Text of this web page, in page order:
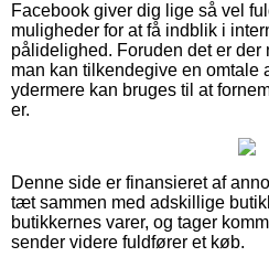
Facebook giver dig lige så vel
muligheder for at få indblik i
pålidelighed. Foruden det er der
man kan tilkendegive en omtale
ydermere kan bruges til at
er.
Denne side er finansieret af
tæt sammen med adskillige
butikkernes varer, og tager
sender videre fuldfører et køb.